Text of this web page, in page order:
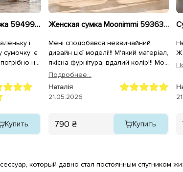
Сумка женская эко-кожа 594995 Коричневая.
і
сумочку ,є
на
дуже
Купить
Женская сумка Moonimmi 593633 Бежевый
Мені сподобався незвичайний
дизайн цієї моделі!!! М'який матеріал,
якісна фурнітура, вдалий колір!!! Моя
маленька крихітка!!!
Подробнее...
Наталія
21.05.2026
790 ₴ Купить
который давно стал постоянным